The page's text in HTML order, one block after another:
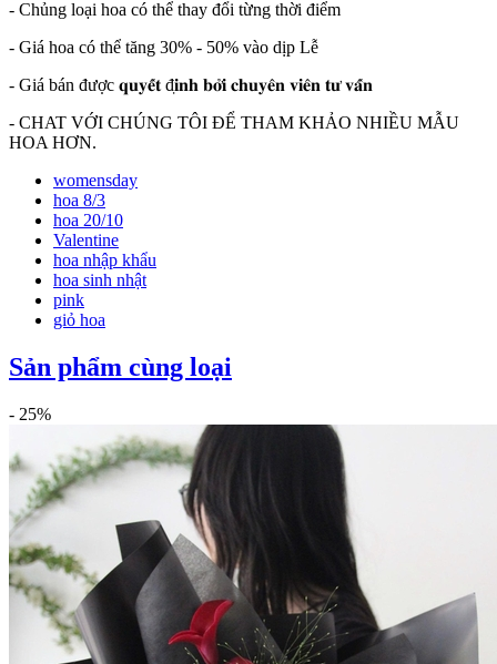
- Chủng loại hoa có thể thay đổi từng thời điểm
- Giá hoa có thể tăng 30% - 50% vào dịp Lễ
- Giá bán được 𝐪𝐮𝐲𝐞̂́𝐭 đ𝐢̣𝐧𝐡 𝐛𝐨̛̉𝐢 𝐜𝐡𝐮𝐲𝐞̂𝐧 𝐯𝐢𝐞̂𝐧 𝐭𝐮̛ 𝐯𝐚̂́𝐧
- CHAT VỚI CHÚNG TÔI ĐỂ THAM KHẢO NHIỀU MẪU
HOA HƠN.
womensday
hoa 8/3
hoa 20/10
Valentine
hoa nhập khẩu
hoa sinh nhật
pink
giỏ hoa
Sản phẩm cùng loại
- 25%